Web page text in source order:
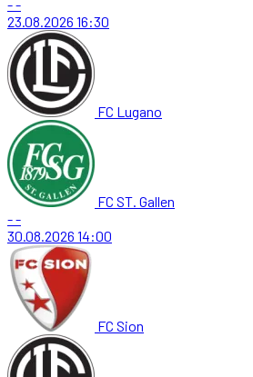
--
23.08.2026 16:30
FC Lugano
FC ST. Gallen
--
30.08.2026 14:00
FC Sion